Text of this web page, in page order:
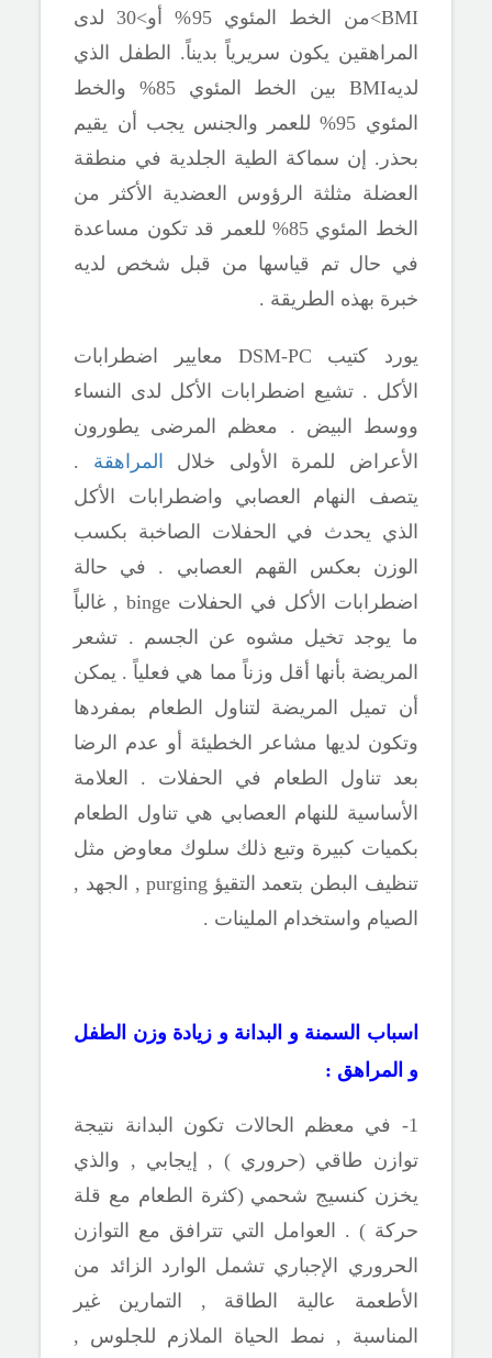
BMI>من الخط المئوي 95% أو>30
لدى
المراهقين يكون سريرياً بديناً. الطفل الذي
لديهBMI
بين الخط المئوي 85% والخط
المئوي 95%
للعمر والجنس يجب أن يقيم
بحذر. إن سماكة الطية الجلدية في منطقة
العضلة مثلثة الرؤوس العضدية الأكثر من
الخط المئوي 85% للعمر قد تكون مساعدة
في حال تم قياسها من قبل شخص لديه
خبرة بهذه الطريقة .
يورد كتيب DSM-PC
معايير اضطرابات
الأكل . تشيع اضطرابات الأكل لدى النساء
ووسط البيض . معظم المرضى يطورون
الأعراض للمرة الأولى خلال المراهقة .
يتصف النهام العصابي واضطرابات الأكل
الذي يحدث في الحفلات الصاخبة بكسب
الوزن بعكس القهم العصابي . في حالة
اضطرابات الأكل في الحفلات binge , غالباً
ما يوجد تخيل مشوه عن الجسم . تشعر
المريضة بأنها أقل وزناً مما هي فعلياً . يمكن
أن تميل المريضة لتناول الطعام بمفردها
وتكون لديها مشاعر الخطيئة أو عدم الرضا
بعد تناول الطعام في الحفلات . العلامة
الأساسية للنهام العصابي هي تناول الطعام
بكميات كبيرة وتبع ذلك سلوك معاوض مثل
تنظيف البطن بتعمد التقيؤ purging , الجهد ,
الصيام واستخدام الملينات .
اسباب السمنة و البدانة و زيادة وزن الطفل
و المراهق :
1- في معظم الحالات تكون البدانة نتيجة
توازن طاقي (حروري ) , إيجابي , والذي
يخزن كنسيج شحمي (كثرة الطعام مع قلة
حركة ) . العوامل التي تترافق مع التوازن
الحروري الإجباري تشمل الوارد الزائد من
الأطعمة عالية الطاقة , التمارين غير
المناسبة , نمط الحياة الملازم للجلوس ,